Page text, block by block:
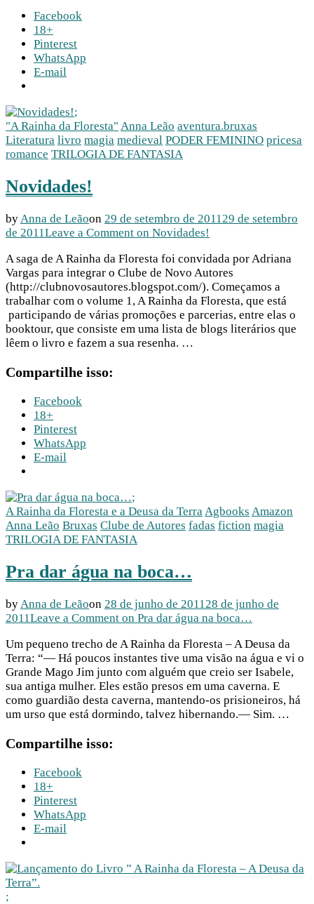
Facebook
18+
Pinterest
WhatsApp
E-mail
;
"A Rainha da Floresta" Anna Leão aventura.bruxas
Literatura livro magia medieval PODER FEMININO pricesa
romance TRILOGIA DE FANTASIA
Novidades!
byAnna de Leãoon 29 de setembro de 201129 de setembro
de 2011Leave a Comment on Novidades!
A saga de A Rainha da Floresta foi convidada por Adriana
Vargas para integrar o Clube de Novo Autores
(http://clubnovosautores.blogspot.com/). Começamos a
trabalhar com o volume 1, A Rainha da Floresta, que está
participando de várias promoções e parcerias, entre elas o
booktour, que consiste em uma lista de blogs literários que
lêem o livro e fazem a sua resenha. …
Compartilhe isso:
Facebook
18+
Pinterest
WhatsApp
E-mail
;
A Rainha da Floresta e a Deusa da Terra Agbooks Amazon
Anna Leão Bruxas Clube de Autores fadas fiction magia
TRILOGIA DE FANTASIA
Pra dar água na boca…
byAnna de Leãoon 28 de junho de 201128 de junho de
2011Leave a Comment on Pra dar água na boca…
Um pequeno trecho de A Rainha da Floresta – A Deusa da
Terra: “— Há poucos instantes tive uma visão na água e vi o
Grande Mago Jim junto com alguém que creio ser Isabele,
sua antiga mulher. Eles estão presos em uma caverna. E
como guardião desta caverna, mantendo-os prisioneiros, há
um urso que está dormindo, talvez hibernando.— Sim. …
Compartilhe isso:
Facebook
18+
Pinterest
WhatsApp
E-mail
;